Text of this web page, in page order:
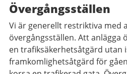
Övergångsställen
Vi är generellt restriktiva med
övergångsställen. Att anlägga
en trafiksäkerhetsåtgärd utan
framkomlighetsåtgärd för